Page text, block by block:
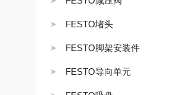
FESTO堵头
FESTO脚架安装件
FESTO导向单元